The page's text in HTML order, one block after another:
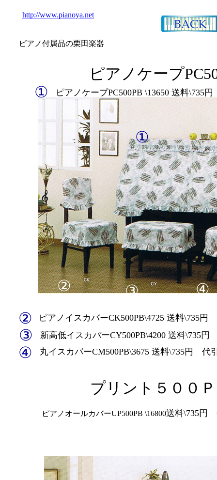
http://www.pianoya.net
① ピアノケープPC500PB \13650 送料
ピアノオールカバーUP500PB \16800送料\735円
新高低イスカバーCY500PB\4200 送料\735
ピアノ付属品の栗田楽器
ピアノケープ
①
④
③
②
③
丸イスカバーCM500PB\3675 送料\735円 代
ピアノイスカバーCK500PB\4725 送料\735
④
プリント５００
②